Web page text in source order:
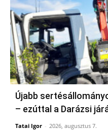
Újabb
– ezúttal a Darázsi
Tatai Igor - 2026, augusztus 7.